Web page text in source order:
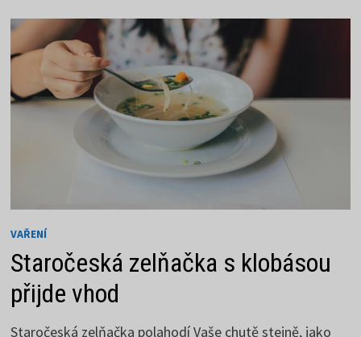
OD
AŽ
DO
VAŘENÍ
Staročeská zelňačka s klobásou
přijde vhod
Staročeská zelňačka polahodí Vaše chutě stejně, jako